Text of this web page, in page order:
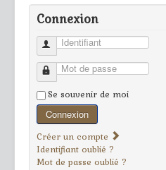
Connexion
Identifiant
Mot de passe
Se souvenir de moi
Connexion
Créer un compte
Identifiant oublié ?
Mot de passe oublié ?